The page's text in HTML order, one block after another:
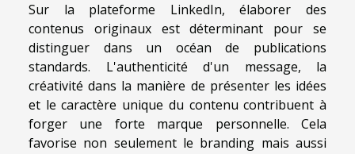
Sur la plateforme LinkedIn, élaborer des
contenus originaux est déterminant pour se
distinguer dans un océan de publications
standards. L'authenticité d'un message, la
créativité dans la manière de présenter les idées
et le caractère unique du contenu contribuent à
forger une forte marque personnelle. Cela
favorise non seulement le branding mais aussi